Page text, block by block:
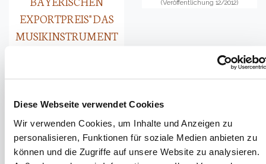
Diese Webseite verwendet Cookies
Wir verwenden Cookies, um Inhalte und Anzeigen zu
personalisieren, Funktionen für soziale Medien anbieten zu
können und die Zugriffe auf unsere Website zu analysieren.
EXPORTPREIS" DAS
MUSIKINSTRUMENT
(Veröffentlichung 12/2012)
"EXPORTSCHLAGER
GEIGE" ARTIKEL IM
"EXPORT AWARD FOR
BAVARIAN LUTHIER"